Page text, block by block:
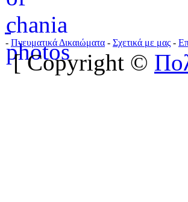
- Πνευματικά Δικαιώματα - Σχετικά με μας -
[ Copyright ©